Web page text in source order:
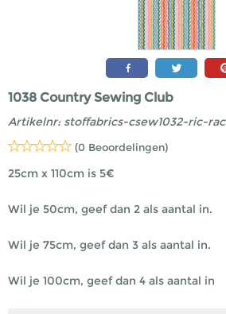
1038 Country Sewing Club
Artikelnr: stoffabrics-csew1032-ric-rac
(0 Beoordelingen)
25cm x 110cm is 5€
Wil je 50cm, geef dan 2 als aantal in.
Wil je 75cm, geef dan 3 als aantal in.
Wil je 100cm, geef dan 4 als aantal in